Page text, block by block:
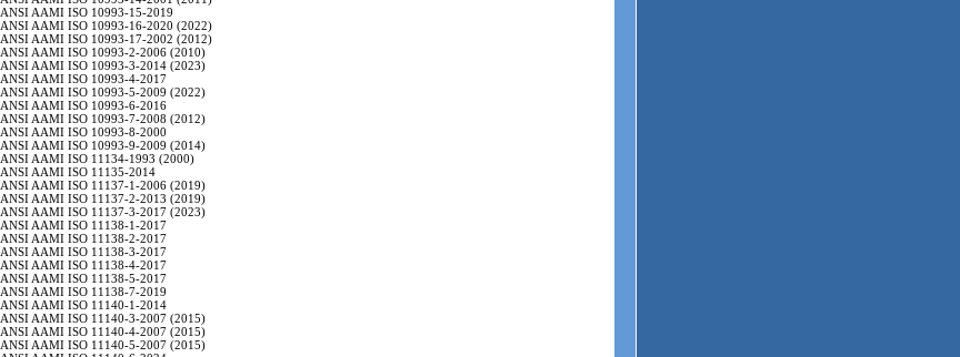
ANSI AAMI ISO 10993-15-2019
ANSI AAMI ISO 10993-16-2020 (2022)
ANSI AAMI ISO 10993-17-2002 (2012)
ANSI AAMI ISO 10993-2-2006 (2010)
ANSI AAMI ISO 10993-3-2014 (2023)
ANSI AAMI ISO 10993-4-2017
ANSI AAMI ISO 10993-5-2009 (2022)
ANSI AAMI ISO 10993-6-2016
ANSI AAMI ISO 10993-7-2008 (2012)
ANSI AAMI ISO 10993-8-2000
ANSI AAMI ISO 10993-9-2009 (2014)
ANSI AAMI ISO 11134-1993 (2000)
ANSI AAMI ISO 11135-2014
ANSI AAMI ISO 11137-1-2006 (2019)
ANSI AAMI ISO 11137-2-2013 (2019)
ANSI AAMI ISO 11137-3-2017 (2023)
ANSI AAMI ISO 11138-1-2017
ANSI AAMI ISO 11138-2-2017
ANSI AAMI ISO 11138-3-2017
ANSI AAMI ISO 11138-4-2017
ANSI AAMI ISO 11138-5-2017
ANSI AAMI ISO 11138-7-2019
ANSI AAMI ISO 11140-1-2014
ANSI AAMI ISO 11140-3-2007 (2015)
ANSI AAMI ISO 11140-4-2007 (2015)
ANSI AAMI ISO 11140-5-2007 (2015)